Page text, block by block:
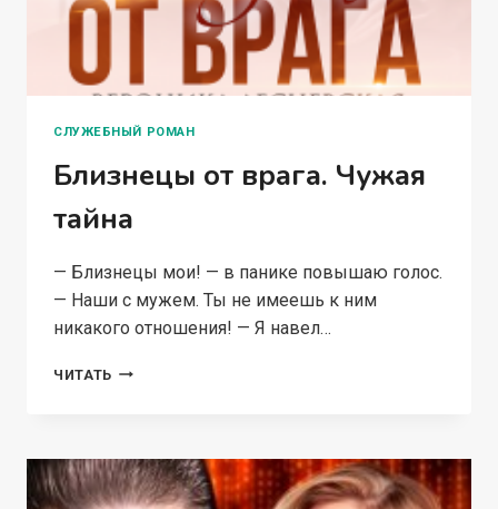
СЛУЖЕБНЫЙ РОМАН
Близнецы от врага. Чужая
тайна
— Близнецы мои! — в панике повышаю голос.
— Наши с мужем. Ты не имеешь к ним
никакого отношения! — Я навел…
ЧИТАТЬ БЛИЗНЕЦЫ
ТАЙНА